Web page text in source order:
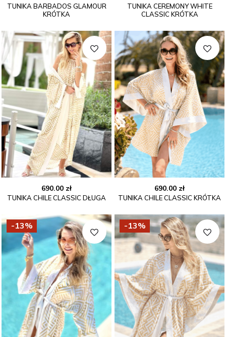
TUNIKA BARBADOS GLAMOUR
KRÓTKA
TUNIKA CEREMONY WHITE
CLASSIC KRÓTKA
690.00 zł
TUNIKA CHILE CLASSIC DŁUGA
690.00 zł
TUNIKA CHILE CLASSIC KRÓTKA
-13% -13%